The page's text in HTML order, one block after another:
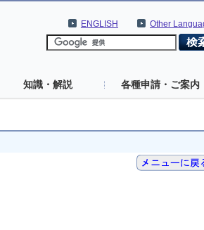
Other
ENGLISH
知識・解説 各種申請・ご案内